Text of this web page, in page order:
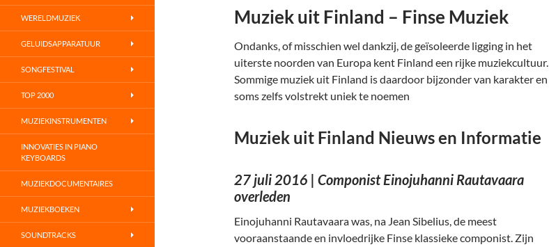
Muziek uit Finland – Finse Muziek
Ondanks, of misschien wel dankzij, de geïsoleerde ligging in het
uiterste noorden van Europa kent Finland een rijke muziekcultuur.
Sommige muziek uit Finland is daardoor bijzonder van karakter en
soms zelfs volstrekt uniek te noemen
Muziek uit Finland Nieuws en Informatie
27 juli 2016 | Componist Einojuhanni Rautavaara
overleden
Einojuhanni Rautavaara was, na Jean Sibelius, de meest
vooraanstaande en invloedrijke Finse klassieke componist. Zijn
WERELDMUZIEK
GELUIDSAPPARATUUR
SONGFESTIVAL
TOP 2000
MUZIEKINSTRUMENTEN
INNOVATIES IN PIANO
KEYBOARDS
MUZIEKDOCUMENTAIRES
MUZIEKBOEKEN
SOUNDTRACKS